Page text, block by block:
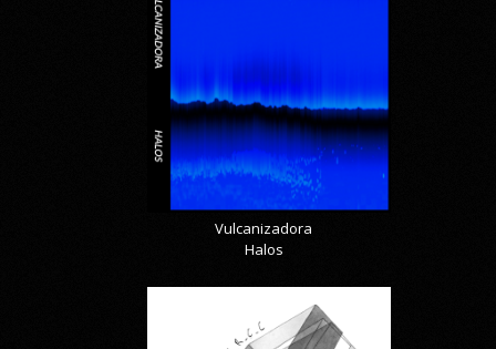
Vulcanizadora
Halos